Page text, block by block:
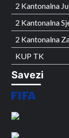
2 Kantonalna
2 Kantonalna
2 Kantonalna
KUP TK
Savezi